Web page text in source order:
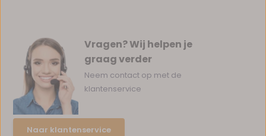
Vragen? Wij helpen je
graag verder
Neem contact op met de
klantenservice
Naar klantenservice